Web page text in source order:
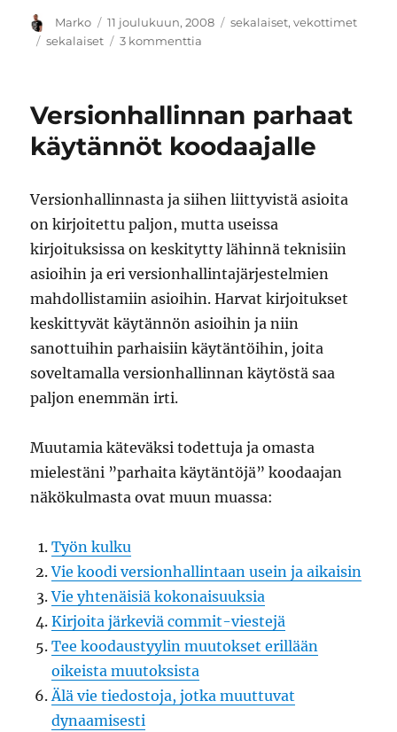
Kirjoittaja
Marko Julkaistu
11 joulukuun, 2008 Kategoriat
sekalaiset,vekottimet
Avainsanat
sekalaiset 3 kommenttia
Fusion
Stealth
Versionhallinnan parhaat
käytännöt koodaajalle
Versionhallinnasta ja siihen liittyvistä asioita
on kirjoitettu paljon, mutta useissa
kirjoituksissa on keskitytty lähinnä teknisiin
asioihin ja eri versionhallintajärjestelmien
mahdollistamiin asioihin. Harvat kirjoitukset
keskittyvät käytännön asioihin ja niin
sanottuihin parhaisiin käytäntöihin, joita
soveltamalla versionhallinnan käytöstä saa
paljon enemmän irti.
Muutamia käteväksi todettuja ja omasta
mielestäni ”parhaita käytäntöjä” koodaajan
näkökulmasta ovat muun muassa:
Työn kulku
Vie koodi versionhallintaan usein ja aikaisin
Vie yhtenäisiä kokonaisuuksia
Kirjoita järkeviä commit-viestejä
Tee koodaustyylin muutokset erillään
oikeista muutoksista
Älä vie tiedostoja, jotka muuttuvat
dynaamisesti